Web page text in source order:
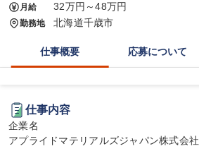
月給 32万円～48万円
勤務地 北海道千歳市
仕事概要 応募について
仕事内容
企業名
アプライドマテリアルズジャパン株式会社